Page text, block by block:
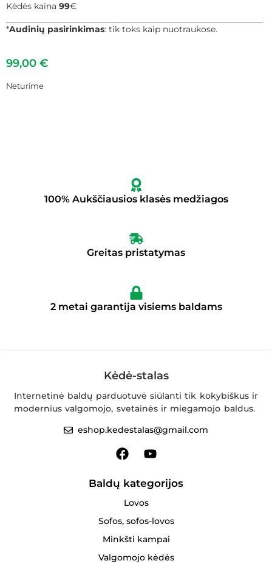
Kėdės kaina 99€
*Audinių pasirinkimas: tik toks kaip nuotraukose.
99,00 €
Neturime
100% Aukščiausios klasės medžiagos
Greitas pristatymas
2 metai garantija visiems baldams
Kėdė-stalas
Internetinė baldų parduotuvė siūlanti tik kokybiškus ir
modernius valgomojo, svetainės ir miegamojo baldus.
eshop.kedestalas@gmail.com
Baldų kategorijos
Lovos
Sofos, sofos-lovos
Minkšti kampai
Valgomojo kėdės